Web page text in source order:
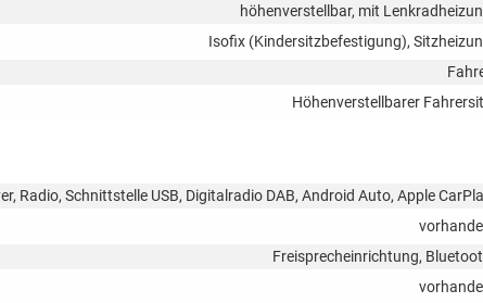
höhenverstellbar, mit
Isofix (Kindersitzbefestigung),
Höhenverstellbarer
Radio, Schnittstelle USB, Digitalradio DAB, Android Auto, Apple
Freisprecheinrichtung,